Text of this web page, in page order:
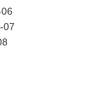
07